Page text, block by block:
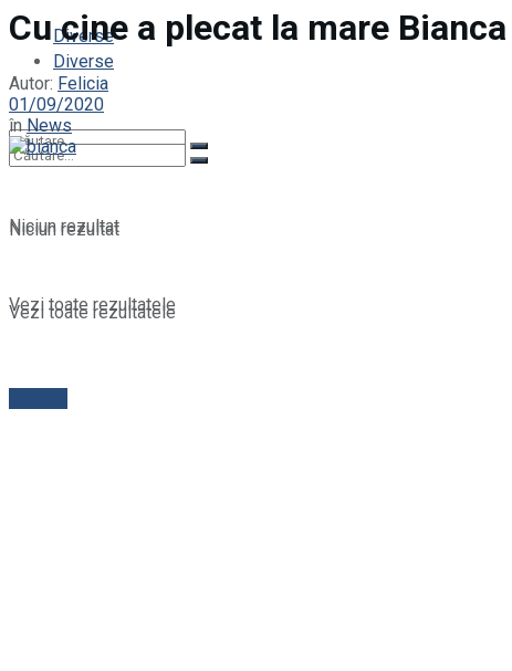
Diverse
Niciun rezultat
Vezi toate rezultatele
Diverse
Niciun rezultat
Vezi toate rezultatele
Cu cine a plecat la mare
Autor: Felicia
01/09/2020
în News